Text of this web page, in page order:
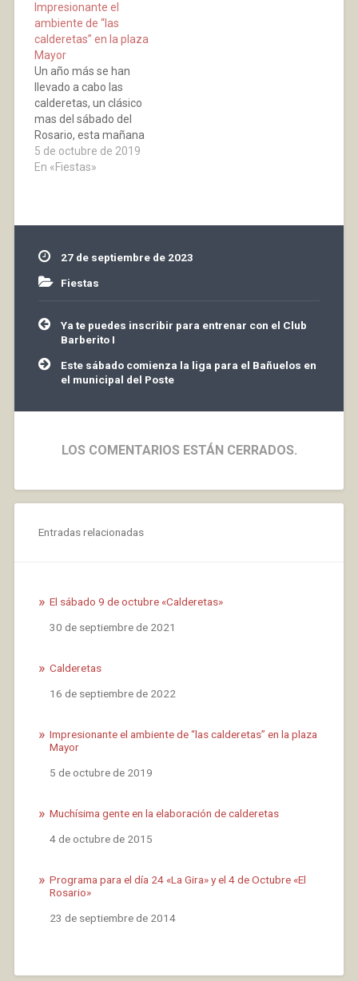
Ayuntamiento
indicando el número de
comensales por
cuadrilla. Último día
para apuntarse: martes
5 de
octubre. AMENIZADO
POR DISCO MUSIC
Impresionante el
ambiente de “las
calderetas” en la plaza
Mayor
Un año más se han
llevado a cabo las
calderetas, un clásico
mas del sábado del
Rosario, esta mañana
ya desde muy pronto se
notaba un movimiento
doce y media ya había
una gran cantidad de
5 de octubre de 2019
En «Fiestas»
27 de septiembre de 2023
Fiestas
Navegación
de
entradas
Ya te puedes inscribir para entrenar con el Club
Barberito I
Este sábado comienza la liga para el Bañuelos en
el municipal del Poste
LOS COMENTARIOS ESTÁN CERRADOS.
Entradas relacionadas
El sábado 9 de octubre «Calderetas»
Fecha
30 de septiembre de 2021
Calderetas
Fecha
16 de septiembre de 2022
Impresionante el ambiente de “las calderetas” en la plaza
Mayor
Fecha
5 de octubre de 2019
Muchísima gente en la elaboración de calderetas
Fecha
4 de octubre de 2015
Programa para el día 24 «La Gira» y el 4 de Octubre «El
Rosario»
Fecha
23 de septiembre de 2014